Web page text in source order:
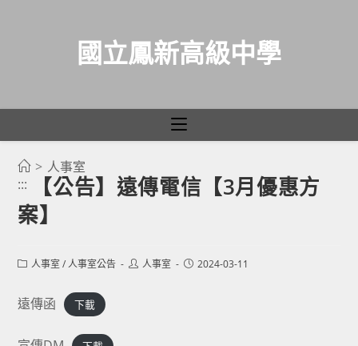
國立鳳新高級中學
> 人事室
:::
【公告】遠傳電信【3月優惠方
案】
Post人事室 / 人事室公告
Post人事室
Post2024-03-11
遠傳函 下載